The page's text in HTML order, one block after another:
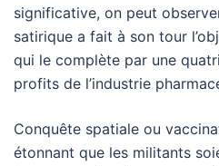
significative, on peut
satirique a fait à son tour
qui le complète par une
profits de l’industrie
Conquête spatiale ou
étonnant que les militants